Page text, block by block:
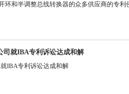
环和半调整总线转换器的众多供应商的专利
司就IBA专利诉讼达成和解
IBA专利诉讼达成和解